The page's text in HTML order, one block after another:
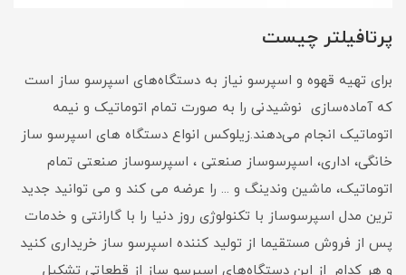
پرتافیلتر چیست
برای تهیه قهوه و اسپرسو نیاز به دستگاه‌های اسپرسو ساز است
که آماده‌سازی نوشیدنی را به صورت تمام اتوماتیک و نیمه
اتوماتیک انجام می‌دهند.زیلوکس انواع دستگاه های اسپرسو ساز
خانگی، اداری، اسپرسوساز صنعتی ، اسپرسوساز صنعتی تمام
اتوماتیک، ماشین وندینگ و ... را عرضه می کند و می توانید جدید
ترین مدل اسپرسوساز با تکنولوژی روز دنیا را با گارانتی و خدمات
پس از فروش مستقیما از تولید کننده اسپرسو ساز خریداری کنید